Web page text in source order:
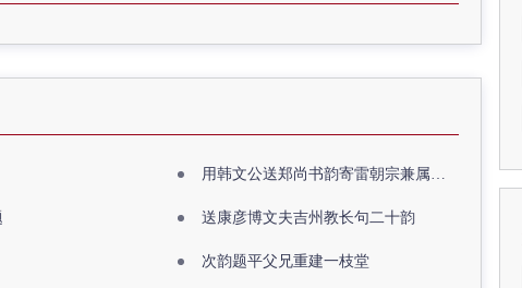
用韩文公送郑尚书韵寄雷朝宗兼属欧阳全真
送康彦博文夫吉州教长句二十韵
次韵题平父兄重建一枝堂